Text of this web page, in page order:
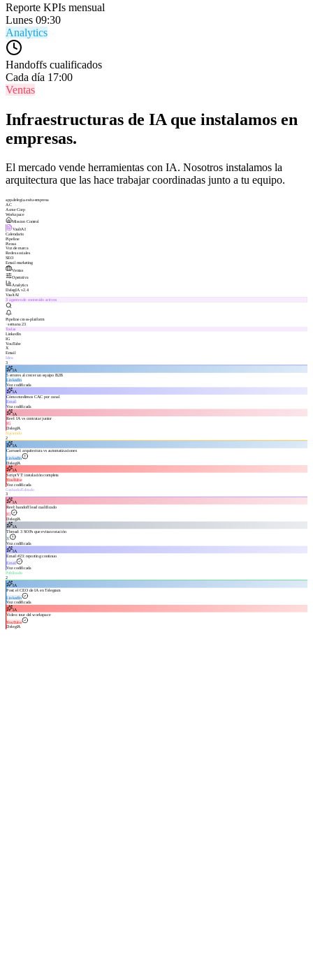
Reporte KPIs mensual
Lunes 09:30
Analytics
Handoffs cualificados
Cada día 17:00
Ventas
Infraestructuras de IA que instalamos en
empresas.
El mercado vende herramientas con IA. Nosotros instalamos la
arquitectura que las hace trabajar coordinadas junto a tu equipo.
app.delegia.es/tu-empresa
AC
Acme Corp
Workspace
Mission Control
VaultAI
Calendario
Pipeline
Piezas
Voz de marca
Redes sociales
SEO
Email marketing
Ventas
Operativa
Analytics
DelegIA v2.4
VaultAI
3 agentes de contenido activos
Pipeline cross-platform
· semana 23
Todas
LinkedIn
IG
YouTube
X
Email
Idea
3
IA
5 errores al crecer un equipo B2B
LinkedIn
Voz codificada
IA
Cómo medimos CAC por canal
Email
Voz codificada
IA
Reel: IA vs contratar junior
IG
DelegIA
Haciendo
2
IA
Carrusel: arquitectura vs automatizaciones
LinkedIn
DelegIA
IA
Script YT: instalación completa
YouTube
Voz codificada
Grabado/Editado
3
IA
Reel: handoff lead cualificado
IG
DelegIA
IA
Thread: 3 SOPs que evitan rotación
X
Voz codificada
IA
Email #23: reporting continuo
Email
Voz codificada
Publicado
2
IA
Post: el CEO de IA en Telegram
LinkedIn
Voz codificada
IA
Video: tour del workspace
YouTube
DelegIA